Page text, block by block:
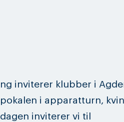
inviterer klubber i
i apparatturn,
inviterer vi til